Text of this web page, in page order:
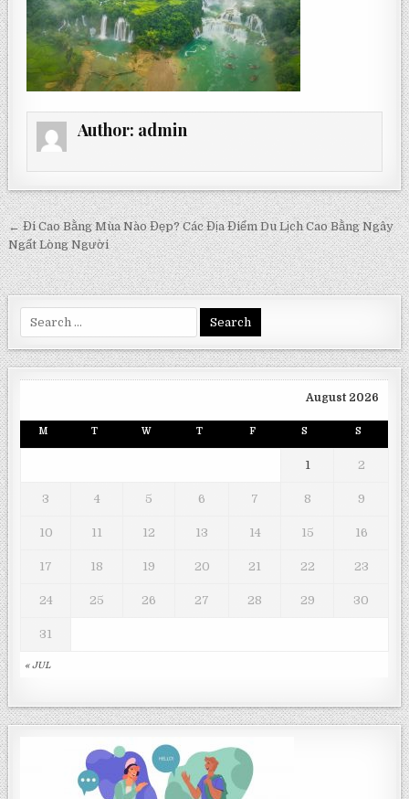
Author: admin
Post
navigation
← Đi Cao Bằng Mùa Nào Đẹp? Các Địa Điểm Du Lịch Cao Bằng Ngây
Ngất Lòng Người
August 2026
M T W T F S S
« JUL
1 2
3 4 5 6 7 8 9
10 11 12 13 14 15 16
17 18 19 20 21 22 23
24 25 26 27 28 29 30
31